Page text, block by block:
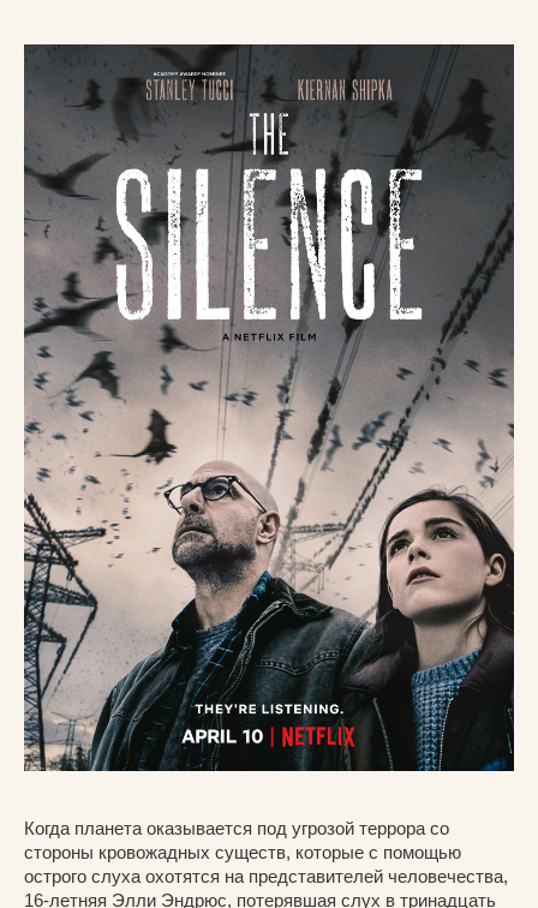
Когда планета оказывается под угрозой террора со
стороны кровожадных существ, которые с помощью
острого слуха охотятся на представителей человечества,
16-летняя Элли Эндрюс, потерявшая слух в тринадцать